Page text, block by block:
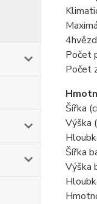
Počet
Počet
Šířka
Výška
Šířka
Výška